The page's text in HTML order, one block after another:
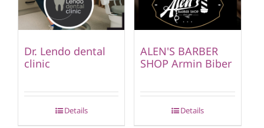
Dr. Lendo dental
clinic
Details
ALEN'S BARBER
SHOP Armin Biber
Details